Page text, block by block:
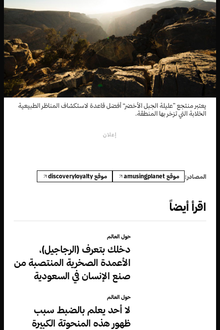
يعتبر منتجع ”عليلة الجبل الأخضر“ أفضل قاعدة لاستكشاف المناظر الطبيعية
الخلابة التي تزخر بها المنطقة.
إعلان
المصادر: موقع amusingplanet موقع discoveryloyalty
اقرأ أيضاً
حول العالم
دخلك بتعرف (الرجاجيل)،
الأعمدة الصخرية المنتصبة من
صنع الإنسان في السعودية
حول العالم
لا أحد يعلم بالضبط سبب
ظهور هذه المنحوتة الكبيرة